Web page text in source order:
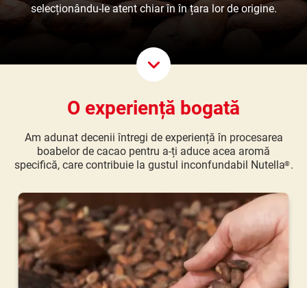
selecționându-le atent chiar în în țara lor de origine.
O experiență bogată
Am adunat decenii întregi de experiență în procesarea
boabelor de cacao pentru a-ți aduce acea aromă
specifică, care contribuie la gustul inconfundabil Nutella® .